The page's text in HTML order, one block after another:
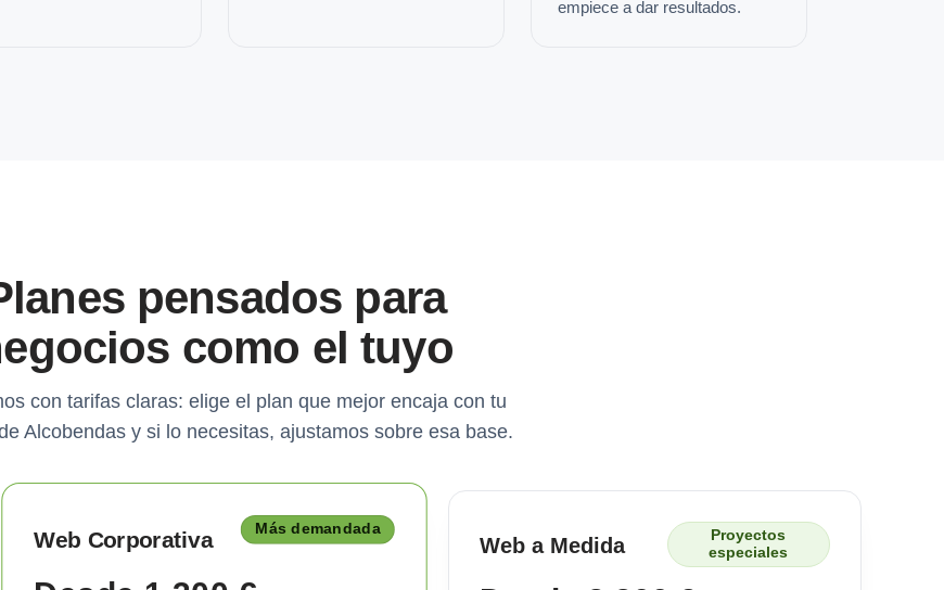
empiece a dar resultados.
pensados para
como el tuyo
con tarifas claras: elige el plan que mejor encaja con tu
Alcobendas y si lo necesitas, ajustamos sobre esa base.
Web Corporativa Más demandada
Web a Medida
Proyectos
especiales